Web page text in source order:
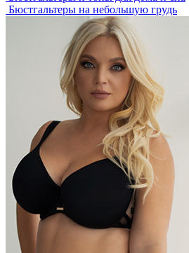
Бюстгальтеры на небольшую грудь